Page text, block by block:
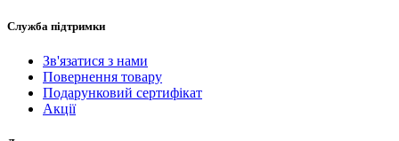
Служба підтримки
Зв'язатися з нами
Повернення товару
Подарунковий сертифікат
Акції